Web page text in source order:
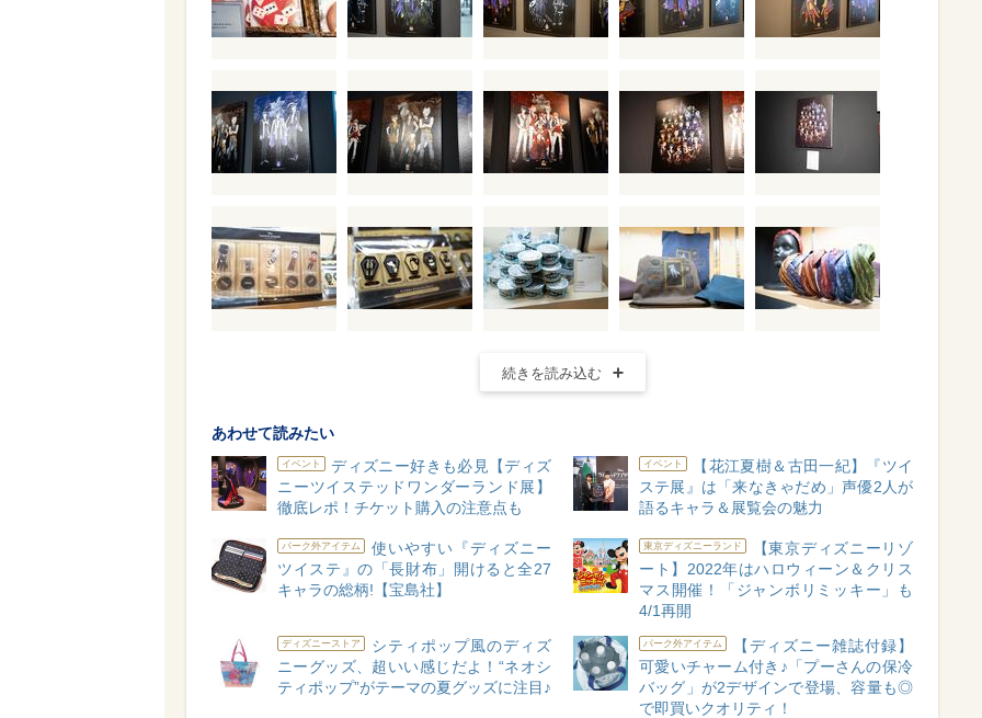
続きを読み込む
あわせて読みたい
イベント
ディズニー好きも必見【ディズ
ニーツイステッドワンダーランド展】
徹底レポ！チケット購入の注意点も
イベント
【花江夏樹＆古田一紀】『ツイ
ステ展』は「来なきゃだめ」声優2人が
語るキャラ＆展覧会の魅力
パーク外アイテム
使いやすい『ディズニー
ツイステ』の「長財布」開けると全27
キャラの総柄!【宝島社】
東京ディズニーランド
【東京ディズニーリゾ
ート】2022年はハロウィーン＆クリス
マス開催！「ジャンボリミッキー」も
4/1再開
ディズニーストア
シティポップ風のディズ
ニーグッズ、超いい感じだよ！“ネオシ
ティポップ”がテーマの夏グッズに注目♪
パーク外アイテム
【ディズニー雑誌付録】
可愛いチャーム付き♪「プーさんの保冷
バッグ」が2デザインで登場、容量も◎
で即買いクオリティ！